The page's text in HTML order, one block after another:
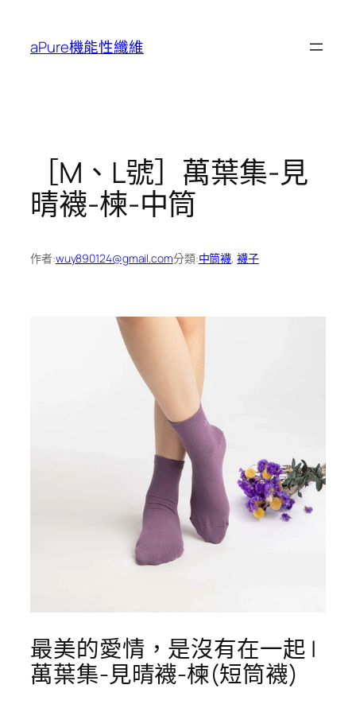
aPure機能性纖維
［M、L號］萬葉集-見
晴襪-楝-中筒
作者:wuy890124@gmail.com分類:中筒襪, 襪子
最美的愛情，是沒有在一起 |
萬葉集-見晴襪-楝(短筒襪)